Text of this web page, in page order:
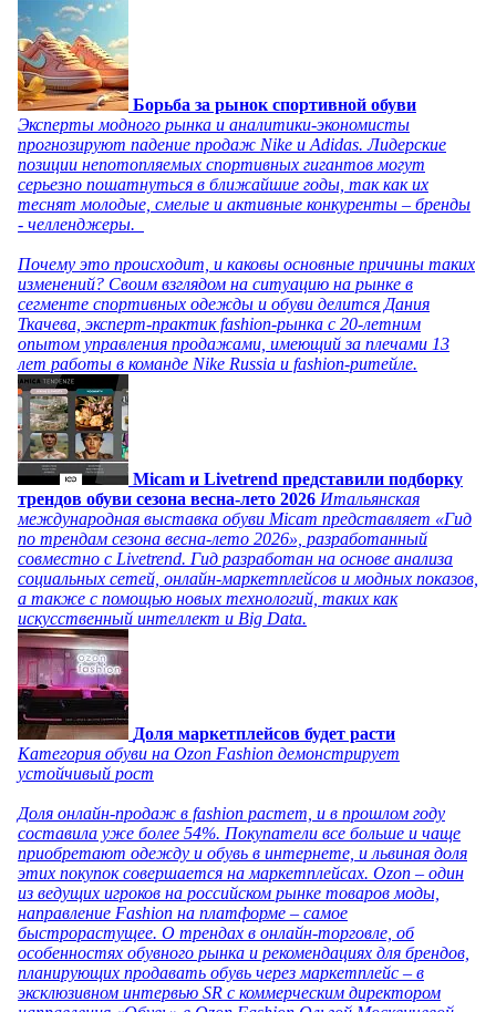
Борьба за рынок спортивной обуви
Эксперты модного рынка и аналитики-экономисты
прогнозируют падение продаж Nike и Adidas. Лидерские
позиции непотопляемых спортивных гигантов могут
серьезно пошатнуться в ближайшие годы, так как их
теснят молодые, смелые и активные конкуренты – бренды
- челленджеры.
Почему это происходит, и каковы основные причины таких
изменений? Своим взглядом на ситуацию на рынке в
сегменте спортивных одежды и обуви делится Дания
Ткачева, эксперт-практик fashion-рынка с 20-летним
опытом управления продажами, имеющий за плечами 13
лет работы в команде Nike Russia и fashion-ритейле.
Micam и Livetrend представили подборку
трендов обуви сезона весна-лето 2026 Итальянская
международная выставка обуви Micam представляет «Гид
по трендам сезона весна-лето 2026», разработанный
совместно с Livetrend. Гид разработан на основе анализа
социальных сетей, онлайн-маркетплейсов и модных показов,
а также с помощью новых технологий, таких как
искусственный интеллект и Big Data.
Доля маркетплейсов будет расти
Категория обуви на Ozon Fashion демонстрирует
устойчивый рост
Доля онлайн-продаж в fashion растет, и в прошлом году
составила уже более 54%. Покупатели все больше и чаще
приобретают одежду и обувь в интернете, и львиная доля
этих покупок совершается на маркетплейсах. Ozon – один
из ведущих игроков на российском рынке товаров моды,
направление Fashion на платформе – самое
быстрорастущее. О трендах в онлайн-торговле, об
особенностях обувного рынка и рекомендациях для брендов,
планирующих продавать обувь через маркетплейс – в
эксклюзивном интервью SR с коммерческим директором